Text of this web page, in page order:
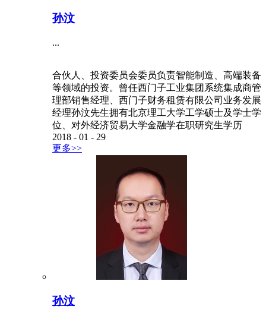
孙汶
...
合伙人、投资委员会委员负责智能制造、高端装备
等领域的投资。曾任西门子工业集团系统集成商管
理部销售经理、西门子财务租赁有限公司业务发展
经理孙汶先生拥有北京理工大学工学硕士及学士学
位、对外经济贸易大学金融学在职研究生学历
2018 - 01 - 29
更多>>
孙汶